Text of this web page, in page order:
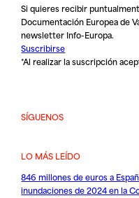
Si quieres recibir
Documentación Europea de
newsletter Info-Europa.
Suscribirse
*Al realizar la suscripción
SÍGUENOS
LO MÁS LEÍDO
846 millones de euros a
inundaciones de 2024 en la